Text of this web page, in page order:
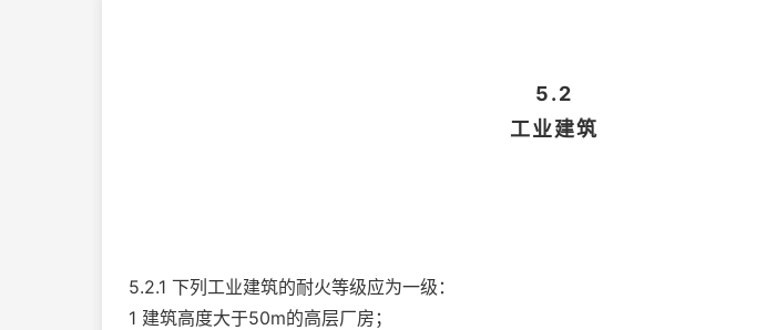
5.2
工业建筑
5.2.1 下列工业建筑的耐火等级应为一级：
1 建筑高度大于50m的高层厂房；